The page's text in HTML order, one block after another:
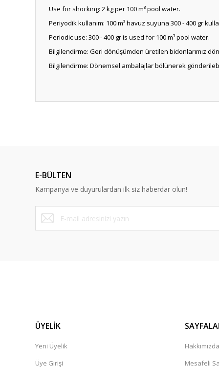
Use for shocking: 2 kg per 100 m³ pool water.
Periyodik kullanım: 100 m³ havuz suyuna 300 - 400 gr
Periodic use: 300 - 400 gr is used for 100 m³ pool water.
Bilgilendirme: Geri dönüşümden üretilen bidonlarımız
Bilgilendirme: Dönemsel ambalajlar bölünerek
E-BÜLTEN
Kampanya ve duyurulardan ilk siz haberdar olun!
ÜYELİK
Yeni Üyelik
Üye Girişi
Hakkımızda
Mesafeli